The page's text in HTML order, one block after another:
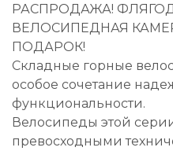
РАСПРОДАЖА!
ВЕЛОСИПЕДНАЯ
ПОДАРОК!
Складные горные
особое сочетание
функциональности.
Велосипеды этой
превосходными